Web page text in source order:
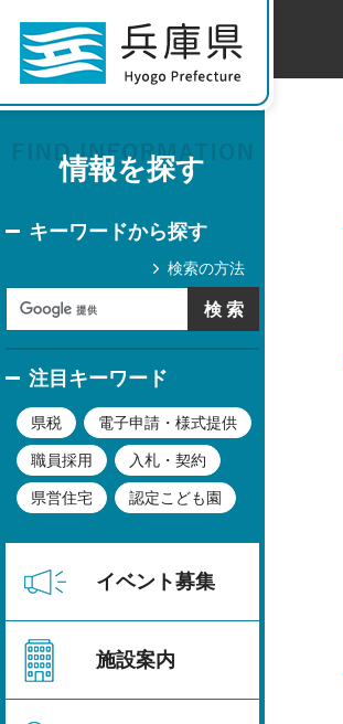
情報を探す
キーワードから探す
検索の方法
注目キーワード
県税 電子申請・様式提供
職員採用 入札・契約
県営住宅 認定こども園
イベント募集
施設案内